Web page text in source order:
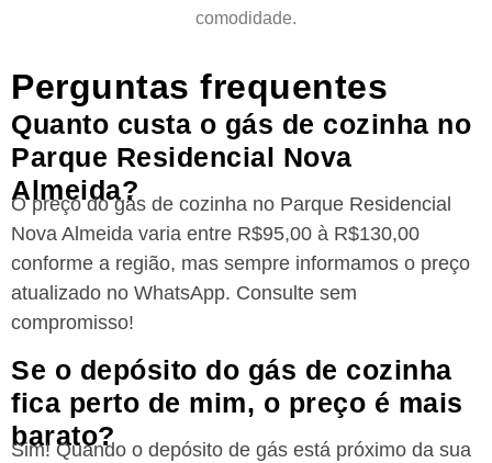
comodidade.
Perguntas frequentes
Quanto custa o gás de cozinha no
Parque Residencial Nova
Almeida?
O preço do gás de cozinha no Parque Residencial
Nova Almeida varia entre R$95,00 à R$130,00
conforme a região, mas sempre informamos o preço
atualizado no WhatsApp. Consulte sem
compromisso!
Se o depósito do gás de cozinha
fica perto de mim, o preço é mais
barato?
Sim! Quando o depósito de gás está próximo da sua